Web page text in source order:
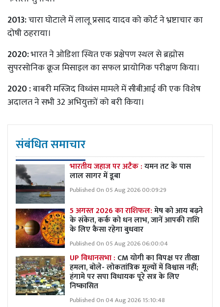
2013:चारा घोटाले में लालू प्रसाद यादव को कोर्ट ने भ्रष्टाचार का
दोषी ठहराया।
2020:भारत ने ओडिशा स्थित एक प्रक्षेपण स्थल से ब्रह्मोस
सुपरसोनिक क्रूज मिसाइल का सफल प्रायोगिक परीक्षण किया।
2020 :बाबरी मस्जिद विध्वंस मामले में सीबीआई की एक विशेष
अदालत ने सभी 32 अभियुक्तों को बरी किया।
संबंधित समाचार
भारतीय जहाज पर अटैक :यमन तट के पास
लाल सागर में डूबा
Published On 05 Aug 2026 00:09:29
5 अगस्त 2026 का राशिफल:मेष को आय बढ़ने
के संकेत, कर्क को धन लाभ, जानें आपकी राशि
के लिए कैसा रहेगा बुधवार
Published On 05 Aug 2026 06:00:04
UP विधानसभा : CM योगी का विपक्ष पर तीखा
हमला, बोले- लोकतांत्रिक मूल्यों में विश्वास नहीं;
हंगामे पर सपा विधायक पूरे सत्र के लिए
निष्कासित
Published On 04 Aug 2026 15:10:48